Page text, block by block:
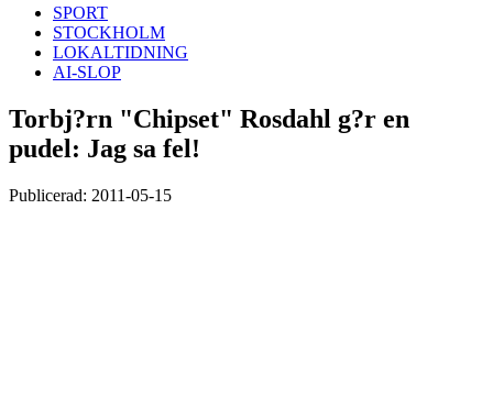
SPORT
STOCKHOLM
LOKALTIDNING
AI-SLOP
Torbj?rn "Chipset" Rosdahl g?r en
pudel: Jag sa fel!
Publicerad: 2011-05-15